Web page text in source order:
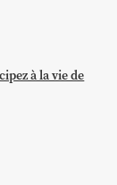
à la vie de